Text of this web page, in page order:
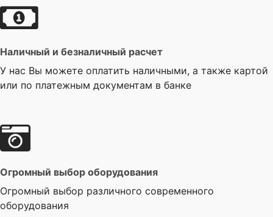
Наличный и безналичный расчет
У нас Вы можете оплатить наличными, а также картой
или по платежным документам в банке
Огромный выбор оборудования
Огромный выбор различного современного
оборудования